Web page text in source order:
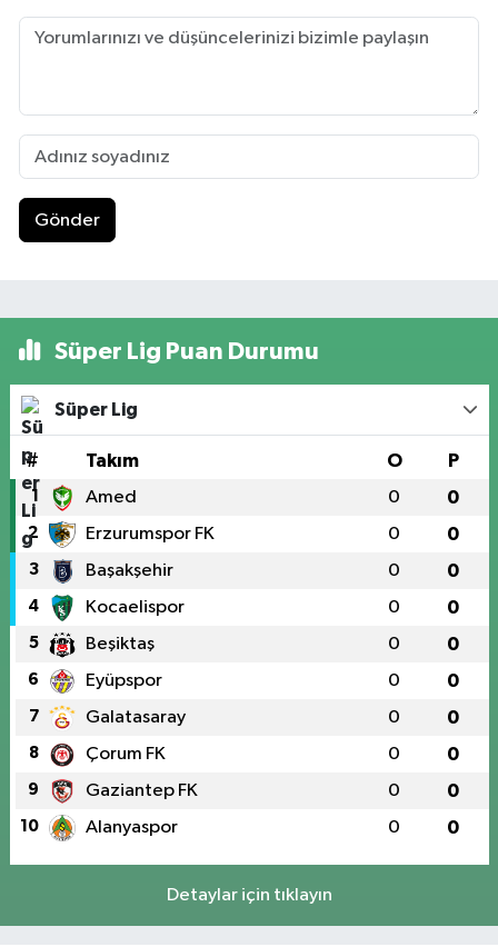
Gönder
Süper Lig Puan Durumu
Süper Lig
# Takım O P
1 Amed 0 0
2 Erzurumspor FK 0 0
3 Başakşehir 0 0
4 Kocaelispor 0 0
5 Beşiktaş 0 0
6 Eyüpspor 0 0
7 Galatasaray 0 0
8 Çorum FK 0 0
9 Gaziantep FK 0 0
10 Alanyaspor 0 0
Detaylar için tıklayın